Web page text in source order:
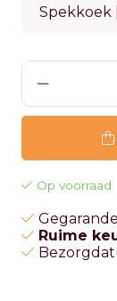
Op voorraad
Ruime